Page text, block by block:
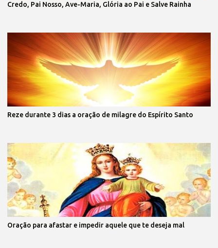
Credo, Pai Nosso, Ave-Maria, Glória ao Pai e Salve Rainha
Reze durante 3 dias a oração de milagre do Espírito Santo
Oração para afastar e impedir aquele que te deseja mal